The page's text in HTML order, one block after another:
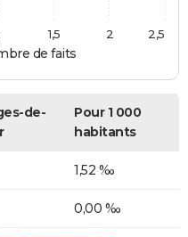
de faits
1,5 2 2,5
de-
Pour 1 000
habitants
1,52 ‰
0,00 ‰